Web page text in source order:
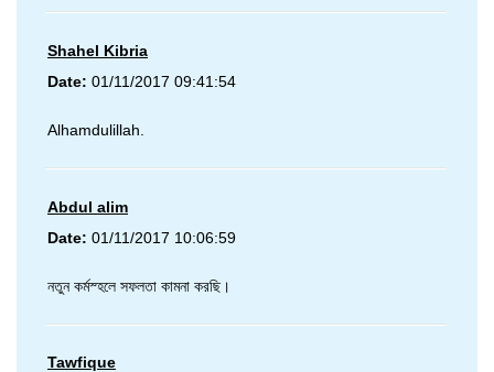
Shahel Kibria
Date: 01/11/2017 09:41:54
Alhamdulillah.
Abdul alim
Date: 01/11/2017 10:06:59
নতুন কর্মস্হলে সফলতা কামনা করছি।
Tawfique